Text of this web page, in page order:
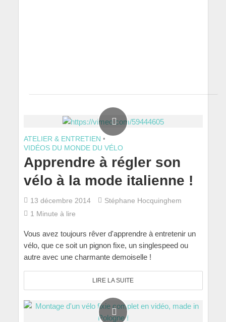
ATELIER & ENTRETIEN •
VIDÉOS DU MONDE DU VÉLO
Apprendre à régler son
vélo à la mode italienne !
13 décembre 2014
Stéphane Hocquinghem
1 Minute à lire
Vous avez toujours rêver d'apprendre à entretenir un
vélo, que ce soit un pignon fixe, un singlespeed ou
autre avec une charmante demoiselle !
LIRE LA SUITE